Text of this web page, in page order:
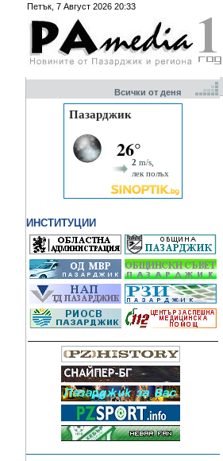
Петък, 7 Август 2026 20:33
Всички от деня
ИНСТИТУЦИИ